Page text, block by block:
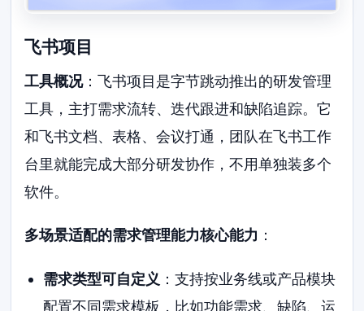
飞书项目
工具概况：飞书项目是字节跳动推出的研发管理
工具，主打需求流转、迭代跟进和缺陷追踪。它
和飞书文档、表格、会议打通，团队在飞书工作
台里就能完成大部分研发协作，不用单独装多个
软件。
多场景适配的需求管理能力核心能力 ：
需求类型可自定义 ：支持按业务线或产品模块
配置不同需求模板，比如功能需求、缺陷、运